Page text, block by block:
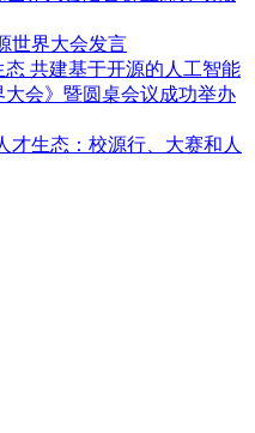
世界大会发言
共建基于开源的人工智能
大会》暨圆桌会议成功举办
才生态：校源行、大赛和人